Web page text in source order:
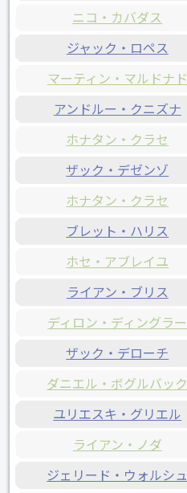
ニコ・カバダス
ジャック・ロペス
マーティン・マルドナド
アンドルー・クニズナ
ホナタン・クラセ
ザック・デゼンゾ
ホナタン・クラセ
ブレット・ハリス
ホセ・アブレイユ
ライアン・ブリス
ディロン・ディングラー
ザック・デローチ
ダニエル・ボグルバック
ユリエスキ・グリエル
ライアン・ノダ
ジェリード・ウォルシュ